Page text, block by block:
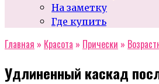
На заметку
Где купить
Главная » Красота » Прически »
Удлиненный каскад